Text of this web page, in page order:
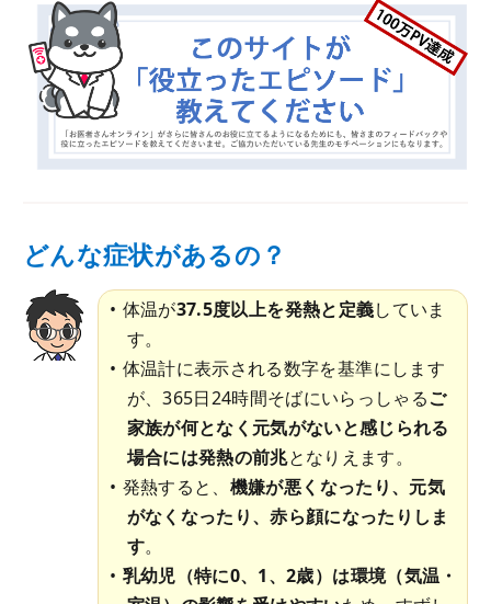
どんな症状があるの？
体温が37.5度以上を発熱と定義していま
す。
体温計に表示される数字を基準にします
が、365日24時間そばにいらっしゃるご
家族が何となく元気がないと感じられる
場合には発熱の前兆となりえます。
発熱すると、 機嫌が悪くなったり、元気
がなくなったり、赤ら顔になったりしま
す。
乳幼児（特に0、1、2歳）は環境（気温・